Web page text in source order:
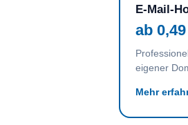
E-Mail-
ab
eigener
Mehr